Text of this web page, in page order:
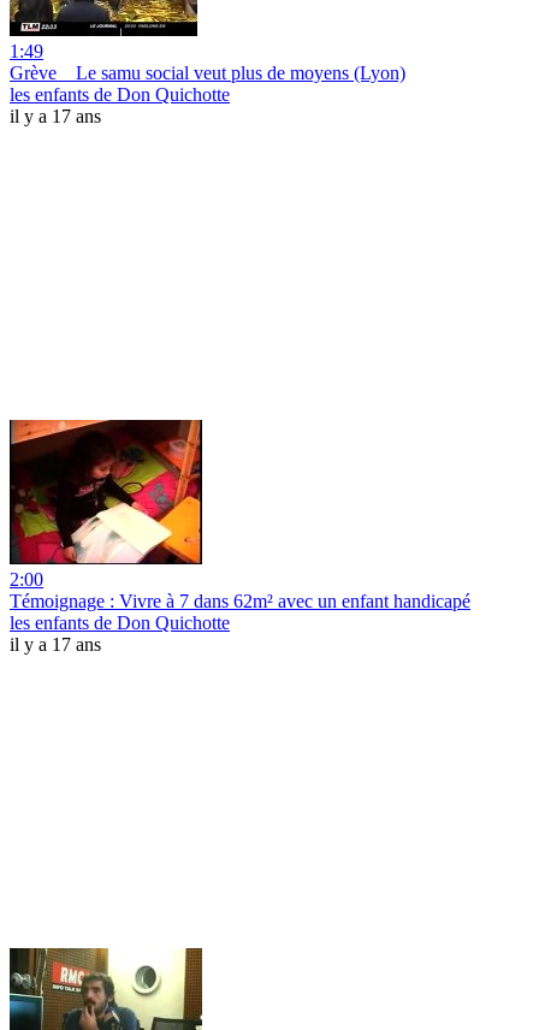
1:49
Grève _ Le samu social veut plus de moyens (Lyon)
les enfants de Don Quichotte
il y a 17 ans
2:00
Témoignage : Vivre à 7 dans 62m² avec un enfant handicapé
les enfants de Don Quichotte
il y a 17 ans